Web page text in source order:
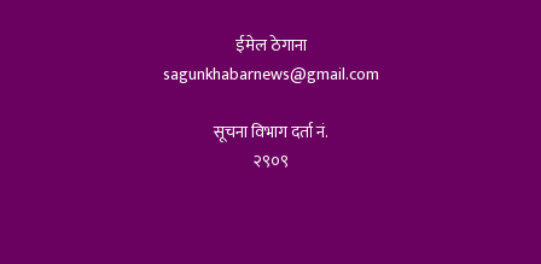
ईमेल ठेगाना
sagunkhabarnews@gmail.com
सूचना विभाग दर्ता नं.
२९०९